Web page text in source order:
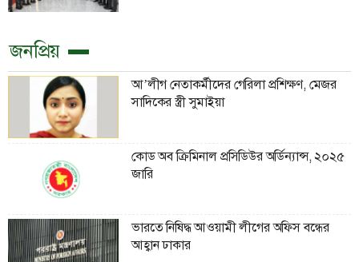
জনপ্রিয়
আ’লীগ নেতাকর্মীদের গেরিলা প্রশিক্ষণ, মেজর
সাদিকের স্ত্রী সুমাইয়া
কোড অব ক্রিমিনাল প্রসিডিউর অর্ডিন্যান্স, ২০২৫
জারি
ভারতে নিষিদ্ধ আওয়ামী লীগের অফিস বন্ধের
আহ্বান ঢাকার